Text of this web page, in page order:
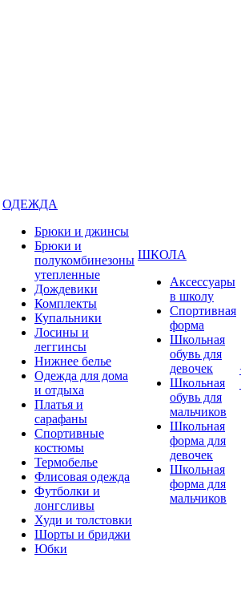
ОДЕЖДА
Брюки и джинсы
Брюки и
полукомбинезоны
утепленные
Дождевики
Комплекты
Купальники
Лосины и
леггинсы
Нижнее белье
Одежда для дома
и отдыха
Платья и
сарафаны
Спортивные
костюмы
Термобелье
Флисовая одежда
Футболки и
лонгсливы
Худи и толстовки
Шорты и бриджи
Юбки
ШКОЛА
Аксессуары
в школу
Спортивная
форма
Школьная
обувь для
девочек
Школьная
обувь для
мальчиков
Школьная
форма для
девочек
Школьная
форма для
мальчиков